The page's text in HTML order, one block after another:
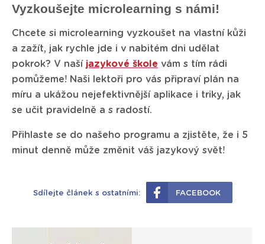
Vyzkoušejte microlearning s námi!
Chcete si microlearning vyzkoušet na vlastní kůži
a zažít, jak rychle jde i v nabitém dni udělat
pokrok? V naší jazykové škole vám s tím rádi
pomůžeme! Naši lektoři pro vás připraví plán na
míru a ukážou nejefektivnější aplikace i triky, jak
se učit pravidelně a s radostí.
Přihlaste se do našeho programu a zjistěte, že i 5
minut denně může změnit váš jazykový svět!
Sdílejte článek s ostatními: FACEBOOK